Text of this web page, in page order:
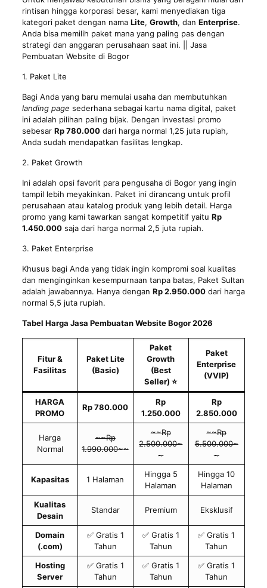
rintisan hingga korporasi besar, kami menyediakan tiga
kategori paket dengan nama Lite, Growth, dan Enterprise.
Anda bisa memilih paket mana yang paling pas dengan
strategi dan anggaran perusahaan saat ini. || Jasa
Pembuatan Website di Bogor
1. Paket Lite
Bagi Anda yang baru memulai usaha dan membutuhkan
landing page sederhana sebagai kartu nama digital, paket
ini adalah pilihan paling bijak. Dengan investasi promo
sebesar Rp 780.000dari harga normal 1,25 juta rupiah,
Anda sudah mendapatkan fasilitas lengkap.
2. Paket Growth
Ini adalah opsi favorit para pengusaha di Bogor yang ingin
tampil lebih meyakinkan. Paket ini dirancang untuk profil
perusahaan atau katalog produk yang lebih detail. Harga
promo yang kami tawarkan sangat kompetitif yaitu Rp
1.450.000saja dari harga normal 2,5 juta rupiah.
3. Paket Enterprise
Khusus bagi Anda yang tidak ingin kompromi soal kualitas
dan menginginkan kesempurnaan tanpa batas, Paket Sultan
adalah jawabannya. Hanya dengan Rp 2.950.000dari harga
normal 5,5 juta rupiah.
Tabel Harga Jasa Pembuatan Website Bogor 2026
Fitur &
Fasilitas
Paket Lite
(Basic)
Paket
Growth
(Best
Seller) ⭐
Paket
Enterprise
(VVIP)
HARGA
PROMO
Rp 780.000
Rp
1.250.000
Rp
2.850.000
Harga
Normal
~~Rp
1.990.000~~
~~Rp
2.500.000~
~
~~Rp
5.500.000~
~
Kapasitas 1 Halaman
Hingga 5
Halaman
Hingga 10
Halaman
Kualitas
Desain
Standar Premium Eksklusif
Domain
(.com)
✅ Gratis 1
Tahun
✅ Gratis 1
Tahun
✅ Gratis 1
Tahun
Hosting
Server
✅ Gratis 1
Tahun
✅ Gratis 1
Tahun
✅ Gratis 1
Tahun